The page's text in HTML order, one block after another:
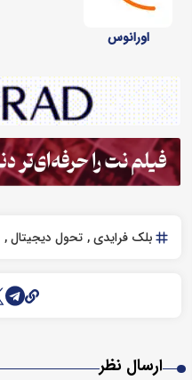
اورانوس
بلک فرایدی تحول دیجیتال
ارسال نظر